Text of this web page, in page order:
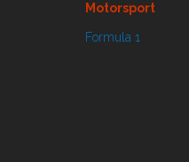
Motorsport
Formula 1